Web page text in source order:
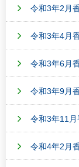
令和3年2月
令和3年4月
令和3年6月
令和3年9月
令和3年11
令和4年2月